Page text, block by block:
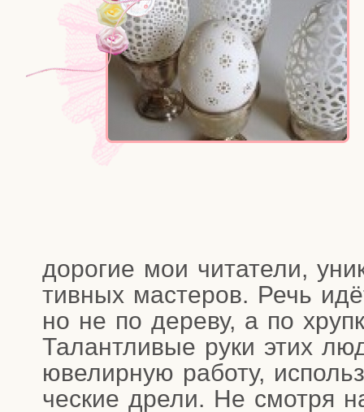
доро­гие мои чита­те­ли,
тив­ных масте­ров. Речь
но не по дере­ву, а по
Талант­ли­вые руки этих
юве­лир­ную рабо­ту,
че­ские дре­ли. Не смот­ря